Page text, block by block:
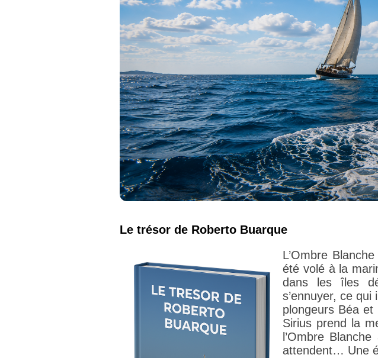
Le trésor de Roberto Buarque
L’Ombre
été volé à la
dans les îles
s’ennuyer, ce
plongeurs Béa
Sirius prend la
l’Ombre
attendent… Une